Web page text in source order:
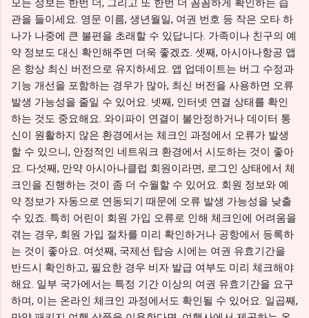
모든 정보는 한번 더, 그리고 또 한번 더 꼼꼼하게 확인하는 습
관을 들이세요. 영문 이름, 생년월일, 여권 번호 등 작은 오타 하
나가 나중에 큰 불편을 초래할 수 있답니다. 가족이나 친구의 예
약 정보도 대신 확인해주면 더욱 좋겠죠. 셋째, 아시아나항공 앱
은 항상 최신 버전으로 유지하세요. 앱 업데이트는 버그 수정과
기능 개선을 포함하는 경우가 많아, 최신 버전을 사용하면 오류
발생 가능성을 줄일 수 있어요. 넷째, 인터넷 연결 상태를 확인
하는 것도 중요해요. 와이파이 연결이 불안정하거나 데이터 통
신이 원활하지 않은 환경에서는 체크인 과정에서 오류가 발생
할 수 있으니, 안정적인 네트워크 환경에서 시도하는 것이 좋아
요. 다섯째, 만약 아시아나클럽 회원이라면, 로그인 상태에서 체
크인을 진행하는 것이 좀 더 수월할 수 있어요. 회원 정보와 예
약 정보가 자동으로 연동되기 때문에 오류 발생 가능성을 낮출
수 있죠. 특히 어린이 회원 가입 오류로 인해 체크인에 어려움을
겪는 경우, 회원 가입 절차를 미리 확인하거나 공항에서 등록하
는 것이 좋아요. 여섯째, 국제선 탑승 시에는 여권 유효기간을
반드시 확인하고, 필요한 경우 비자 발급 여부도 미리 체크해야
해요. 일부 국가에서는 특정 기간 이상의 여권 유효기간을 요구
하며, 이는 온라인 체크인 과정에서도 확인될 수 있어요. 일곱째,